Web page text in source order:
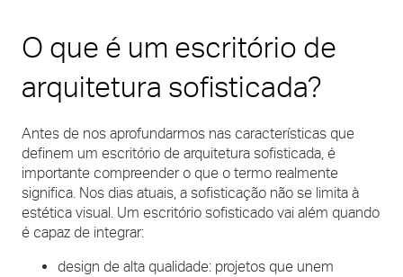
O que é um escritório de
arquitetura sofisticada?
Antes de nos aprofundarmos nas características que
definem um escritório de arquitetura sofisticada, é
importante compreender o que o termo realmente
significa. Nos dias atuais, a sofisticação não se limita à
estética visual. Um escritório sofisticado vai além quando
é capaz de integrar:
design de alta qualidade: projetos que unem